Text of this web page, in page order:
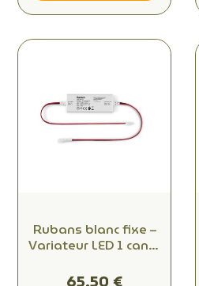
Rubans blanc fixe –
Variateur LED 1 canal